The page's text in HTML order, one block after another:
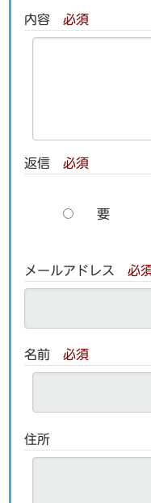
内容 必須
返信 必須
要
メールアドレス 必
名前 必須
住所